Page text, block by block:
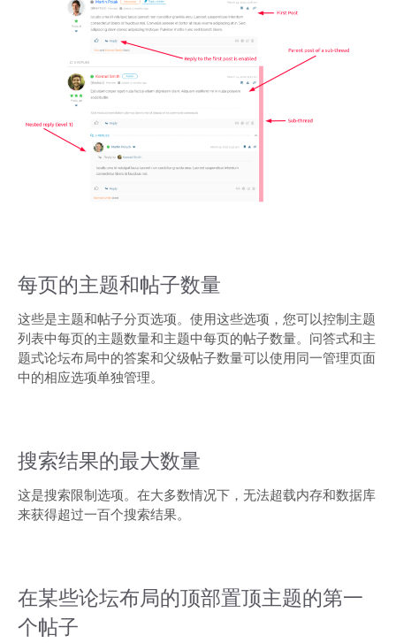
每页的主题和帖子数量
这些是主题和帖子分页选项。使用这些选项，您可以控制主题
列表中每页的主题数量和主题中每页的帖子数量。问答式和主
题式论坛布局中的答案和父级帖子数量可以使用同一管理页面
中的相应选项单独管理。
搜索结果的最大数量
这是搜索限制选项。在大多数情况下，无法超载内存和数据库
来获得超过一百个搜索结果。
在某些论坛布局的顶部置顶主题的第一
个帖子